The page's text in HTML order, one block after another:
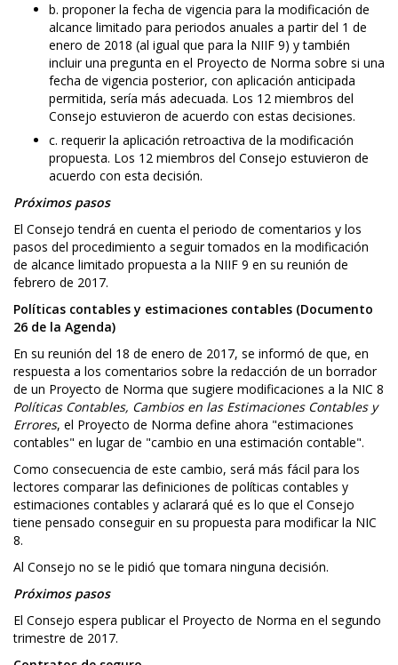
b. proponer la fecha de vigencia para la modificación de
alcance limitado para periodos anuales a partir del 1 de
enero de 2018 (al igual que para la NIIF 9) y también
incluir una pregunta en el Proyecto de Norma sobre si una
fecha de vigencia posterior, con aplicación anticipada
permitida, sería más adecuada. Los 12 miembros del
Consejo estuvieron de acuerdo con estas decisiones.
c. requerir la aplicación retroactiva de la modificación
propuesta. Los 12 miembros del Consejo estuvieron de
acuerdo con esta decisión.
Próximos pasos
El Consejo tendrá en cuenta el periodo de comentarios y los
pasos del procedimiento a seguir tomados en la modificación
de alcance limitado propuesta a la NIIF 9 en su reunión de
febrero de 2017.
Políticas contables y estimaciones contables (Documento
26 de la Agenda)
En su reunión del 18 de enero de 2017, se informó de que, en
respuesta a los comentarios sobre la redacción de un borrador
de un Proyecto de Norma que sugiere modificaciones a la NIC 8
Políticas Contables, Cambios en las Estimaciones Contables y
Errores, el Proyecto de Norma define ahora "estimaciones
contables" en lugar de "cambio en una estimación contable".
Como consecuencia de este cambio, será más fácil para los
lectores comparar las definiciones de políticas contables y
estimaciones contables y aclarará qué es lo que el Consejo
tiene pensado conseguir en su propuesta para modificar la NIC
8.
Al Consejo no se le pidió que tomara ninguna decisión.
Próximos pasos
El Consejo espera publicar el Proyecto de Norma en el segundo
trimestre de 2017.